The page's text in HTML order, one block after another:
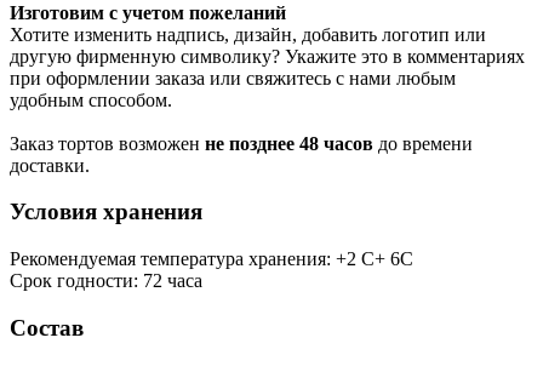
Изготовим с учетом пожеланий
Хотите изменить надпись, дизайн, добавить логотип или
другую фирменную символику? Укажите это в комментариях
при оформлении заказа или свяжитесь с нами любым
удобным способом.
Заказ тортов возможен не позднее 48 часов до времени
доставки.
Условия хранения
Рекомендуемая температура хранения: +2 С+ 6С
Срок годности: 72 часа
Состав